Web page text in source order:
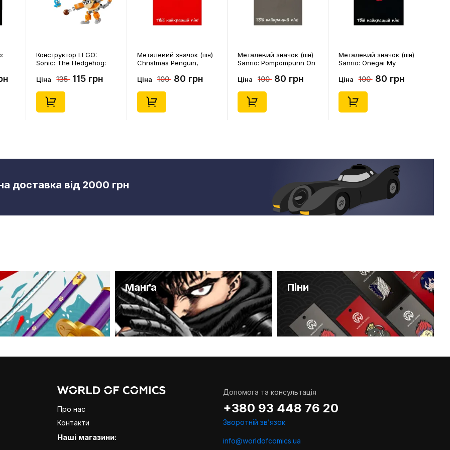
Конструктор LEGO:
Sonic: The Hedgehog:
Kiki and Flicky, (30676)
Ціна 135 115 грн
Металевий значок (пін)
Christmas Penguin,
Ціна 100 80 грн
Металевий значок (пін)
Sanrio: Pompompurin On
Ціна 100 80 грн
Металевий значок (пін)
Sanrio: Onegai My
Melody, (14543)
Ціна 100 80 грн
доставка від 2000 грн
Манґа Піни
Про нас
Контакти
Наші магазини:
Допомога та консультація
+380 93 448 76 20
Зворотній звʼязок
info@worldofcomics.ua